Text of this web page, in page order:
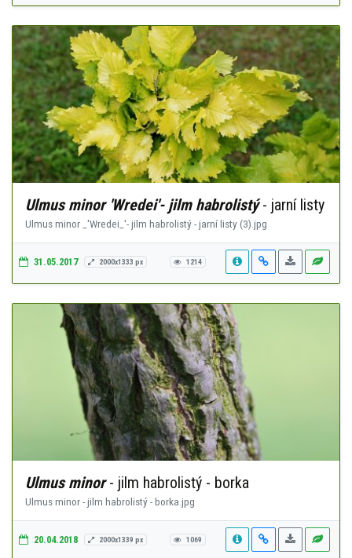
Ulmus minor 'Wredei'- jilm habrolistý- jarní listy
Ulmus minor _'Wredei_'- jilm habrolistý - jarní listy (3).jpg
31.05.2017 2000x1333 px 1214
Ulmus minor- jilm habrolistý - borka
Ulmus minor - jilm habrolistý - borka.jpg
20.04.2018 2000x1339 px 1069